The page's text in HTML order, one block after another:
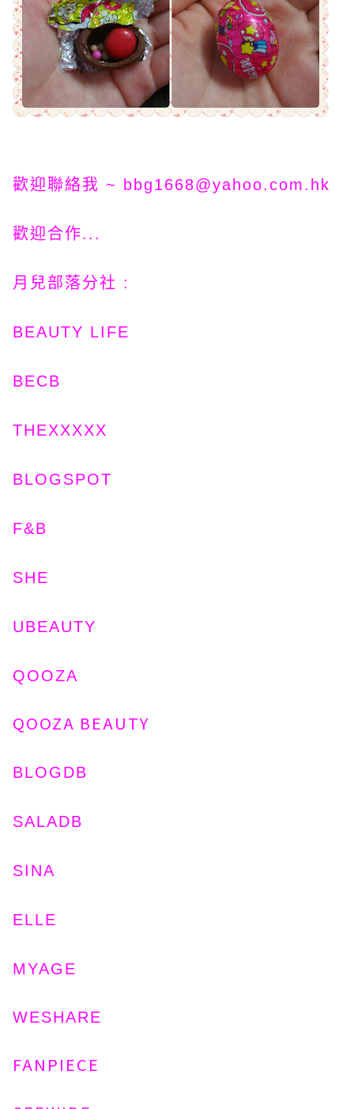
歡迎聯絡我 ~ bbg1668@yahoo.com.hk
歡迎合作...
月兒部落分社 :
BEAUTY LIFE
BECB
THEXXXXX
BLOGSPOT
F&B
SHE
UBEAUTY
QOOZA
QOOZA BEAUTY
BLOGDB
SALADB
SINA
ELLE
MYAGE
WESHARE
FANPIECE